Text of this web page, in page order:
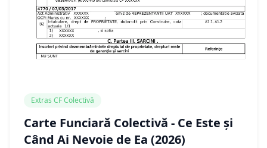
Extras CF Colectivă
Carte Funciară Colectivă - Ce Este și
Când Ai Nevoie de Ea (2026)